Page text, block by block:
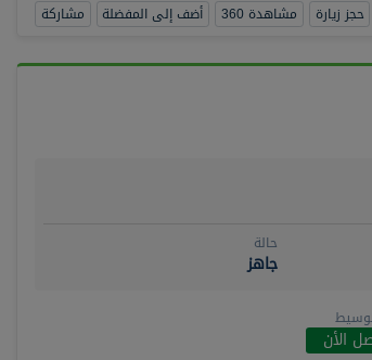
حجز زيارة مشاهدة 360 أضف إلى المفضلة مشاركة
حالة
جاهز
الأن